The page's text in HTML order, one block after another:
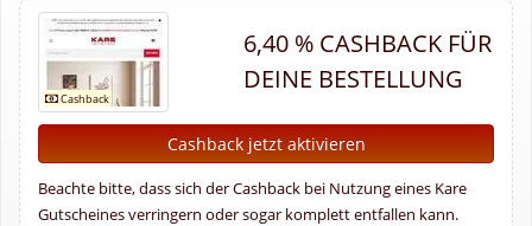
6,40 % CASHBACK FÜR
DEINE BESTELLUNG
Cashback jetzt aktivieren
Beachte bitte, dass sich der Cashback bei Nutzung eines Kare
Gutscheines verringern oder sogar komplett entfallen kann.